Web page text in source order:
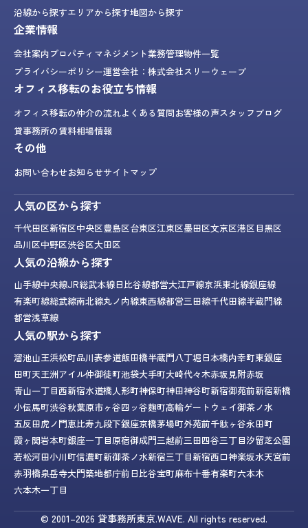
沿線から探すエリアから探す地図から探す
企業情報
会社案内プロパティマネジメント業務管理物件一覧
プライバシーポリシー運営会社：株式会社スリーウェーブ
オフィス移転のお役立ち情報
オフィス移転の仲介の流れよくある質問お客様の声スタッフブログ
貸事務所の賃料相場情報
その他
お問い合わせお知らせサイトマップ
人気の区から探す
千代田区新宿区中央区豊島区台東区江東区墨田区文京区港区目黒区
品川区中野区渋谷区大田区
人気の沿線から探す
山手線中央線JR総武本線日比谷線都営大江戸線京浜東北線銀座線
有楽町線総武線南北線丸ノ内線東西線都営三田線千代田線半蔵門線
都営浅草線
人気の駅から探す
溜池山王浜松町品川表参道飯田橋半蔵門八丁堀日本橋内幸町東銀座
田町天王洲アイル仲御徒町池袋大手町大崎代々木赤坂見附赤坂
青山一丁目西新宿水道橋人形町神保町神田神谷町新宿御苑前新宿新橋
小伝馬町渋谷秋葉原市ヶ谷四ッ谷麹町高輪ゲートウェイ御茶ノ水
五反田虎ノ門恵比寿九段下銀座京橋茅場町外苑前千駄ヶ谷永田町
霞ヶ関岩本町銀座一丁目原宿御成門三越前三田四谷三丁目汐留芝公園
若松河田小川町信濃町新御茶ノ水新宿三丁目新宿西口神楽坂水天宮前
赤羽橋泉岳寺大門築地都庁前日比谷宝町麻布十番有楽町六本木
六本木一丁目
© 2001–2026 貸事務所東京.WAVE. All rights reserved.